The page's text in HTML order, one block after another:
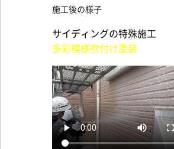
施工後の様子
サイディングの特殊施工
多彩模様吹付け塗装